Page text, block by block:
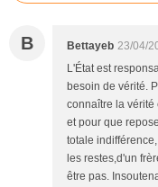
B Bettayeb 23/04/
L'État est
besoin de vérité.
connaître la vérité
et pour que
totale
les restes,d'un
être pas.